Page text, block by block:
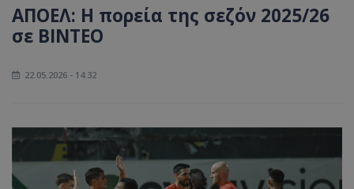
ΑΠΟΕΛ: Η πορεία της σεζόν 2025/26
σε ΒΙΝΤΕΟ
22.05.2026 - 14:32